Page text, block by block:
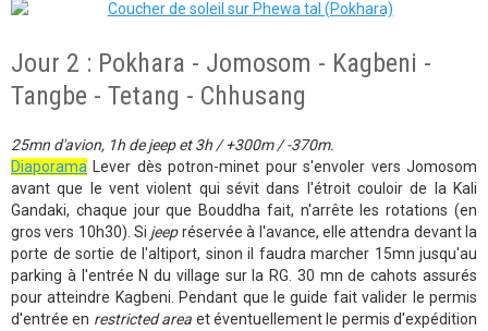
Jour 2 : Pokhara - Jomosom - Kagbeni -
Tangbe - Tetang - Chhusang
25mn d'avion, 1h de jeep et 3h / +300m / -370m.
Diaporama Lever dès potron-minet pour s'envoler vers Jomosom
avant que le vent violent qui sévit dans l'étroit couloir de la Kali
Gandaki, chaque jour que Bouddha fait, n'arrête les rotations (en
gros vers 10h30). Si jeepréservée à l'avance, elle attendra devant la
porte de sortie de l'altiport, sinon il faudra marcher 15mn jusqu'au
parking à l'entrée N du village sur la RG. 30 mn de cahots assurés
pour atteindre Kagbeni. Pendant que le guide fait valider le permis
d'entrée en restricted area et éventuellement le permis d'expédition